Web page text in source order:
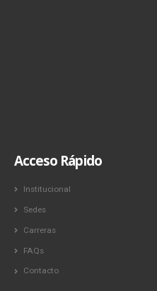
Acceso Rápido
Institucional
Sedes
Carreras
FAQs
Contacto